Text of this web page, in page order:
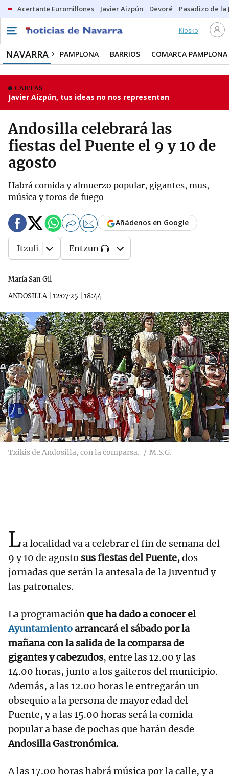
Acertante Euromillones Javier Aizpún Devoré Pasadizo de la
Kiosko
NAVARRA PAMPLONA BARRIOS COMARCA PAMPLONA
CARTAS
Javier Aizpún, tus ideas no nos representan
Andosilla celebrará las
fiestas del Puente el 9 y 10 de
agosto
Habrá comida y almuerzo popular, gigantes, mus,
música y toros de fuego
María San Gil
ANDOSILLA| 12·07·25 18:44
Añádenos en Google
Itzuli Entzun
Txikis de Andosilla, con la comparsa. M.S.G.
La localidad va a celebrar el fin de semana del
9 y 10 de agosto sus fiestas del Puente,dos
jornadas que serán la antesala de la Juventud y
las patronales.
La programaciónque ha dado a conocer el
Ayuntamientoarrancará el sábado por la
mañana con la salida de la comparsa de
gigantes y cabezudos, entre las 12.00 y las
14.00 horas, junto a los gaiteros del municipio.
Además, a las 12.00 horas le entregarán un
obsequio a la persona de mayor edad del
Puente, y a las 15.00 horas será la comida
popular a base de pochas que harán desde
Andosilla Gastronómica.
A las 17.00 horas habrá música por la calle, y a